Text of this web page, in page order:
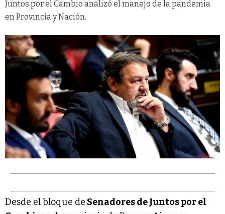
Juntos por el Cambio analizó el manejo de la pandemia
en Provincia y Nación.
Desde el bloque de Senadores de Juntos por el